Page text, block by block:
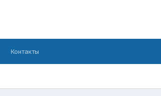
Контакты